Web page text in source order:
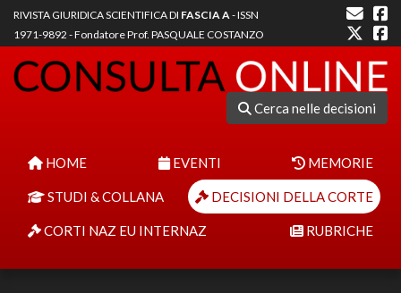
RIVISTA GIURIDICA SCIENTIFICA DI FASCIA A- ISSN
1971-9892 - Fondatore Prof. PASQUALE COSTANZO
Cerca nelle decisioni
HOME EVENTI MEMORIE
STUDI & COLLANA DECISIONI DELLA CORTE
CORTI NAZ EU INTERNAZ RUBRICHE